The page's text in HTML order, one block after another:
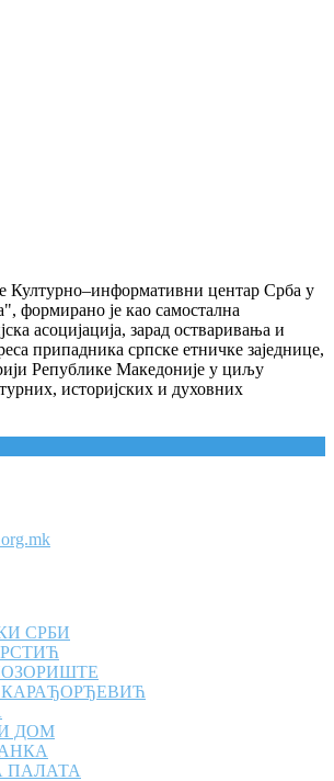
Културно–информативни центар Срба у
формирано је као самостална
асоцијација, зарад остваривања и
припадника српске етничке заједнице,
Републике Македоније у циљу
историјских и духовних
СРБИ
ДОМ
ПАЛАТА